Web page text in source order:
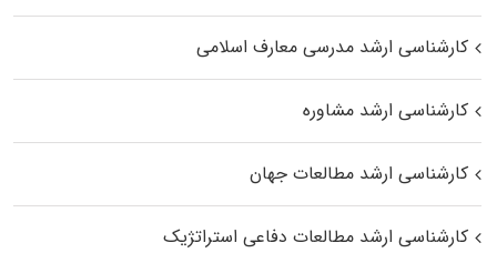
کارشناسی ارشد مدرسی معارف اسلامی
کارشناسی ارشد مشاوره
کارشناسی ارشد مطالعات جهان
کارشناسی ارشد مطالعات دفاعی استراتژیک